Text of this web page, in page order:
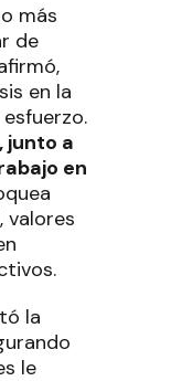
más
de
en la
junto a
en
valores
la
le